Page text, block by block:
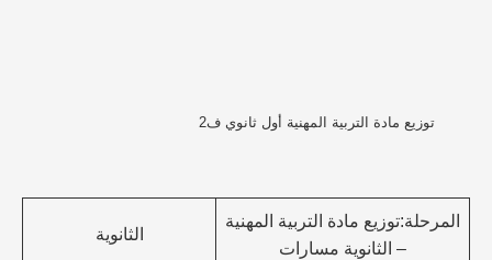
توزيع مادة التربية المهنية أول ثانوي ف2
المرحلة:توزيع مادة التربية المهنية
– الثانوية مسارات
الثانوية